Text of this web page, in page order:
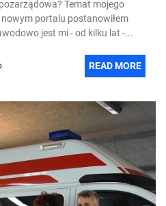
Temat mojego
portalu postanowiłem
jest mi - od kilku lat -...
READ MORE